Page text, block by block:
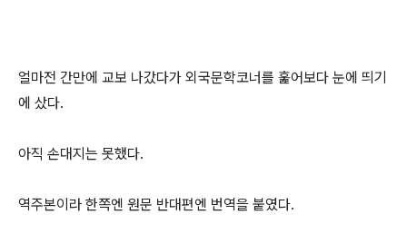
얼마전 간만에 교보 나갔다가 외국문학코너를 훑어보다 눈에 띄기
에 샀다.
아직 손대지는 못했다.
역주본이라 한쪽엔 원문 반대편엔 번역을 붙였다.